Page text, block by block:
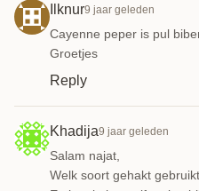
Ilknur9 jaar geleden
Cayenne peper is pul
Groetjes
Reply
Khadija9 jaar geleden
Salam najat,
Welk soort gehakt